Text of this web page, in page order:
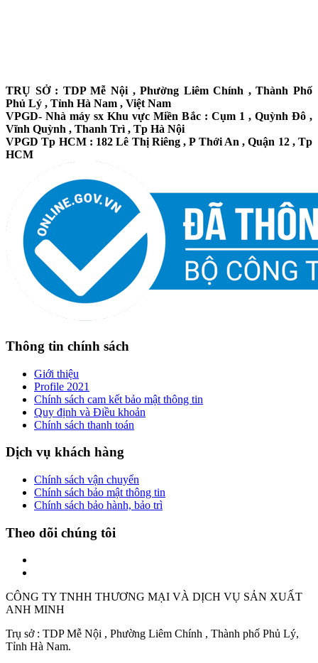
TRỤ SỞ : TDP Mễ Nội , Phường Liêm Chính , Thành Phố
Phủ Lý , Tỉnh Hà Nam , Việt Nam
VPGD- Nhà máy sx Khu vực Miền Bắc : Cụm 1 , Quỳnh Đô ,
Vĩnh Quỳnh , Thanh Trì , Tp Hà Nội
VPGD Tp HCM : 182 Lê Thị Riêng , P Thới An , Quận 12 , Tp
HCM
Thông tin chính sách
Giới thiệu
Profile 2021
Chính sách cam kết bảo mật thông tin
Quy định và Điều khoản
Chính sách thanh toán
Dịch vụ khách hàng
Chính sách vận chuyển
Chính sách bảo mật thông tin
Chính sách bảo hành, bảo trì
Theo dõi chúng tôi
CÔNG TY TNHH THƯƠNG MẠI VÀ DỊCH VỤ SẢN XUẤT
ANH MINH
Trụ sở : TDP Mễ Nội , Phường Liêm Chính , Thành phố Phủ Lý,
Tỉnh Hà Nam.